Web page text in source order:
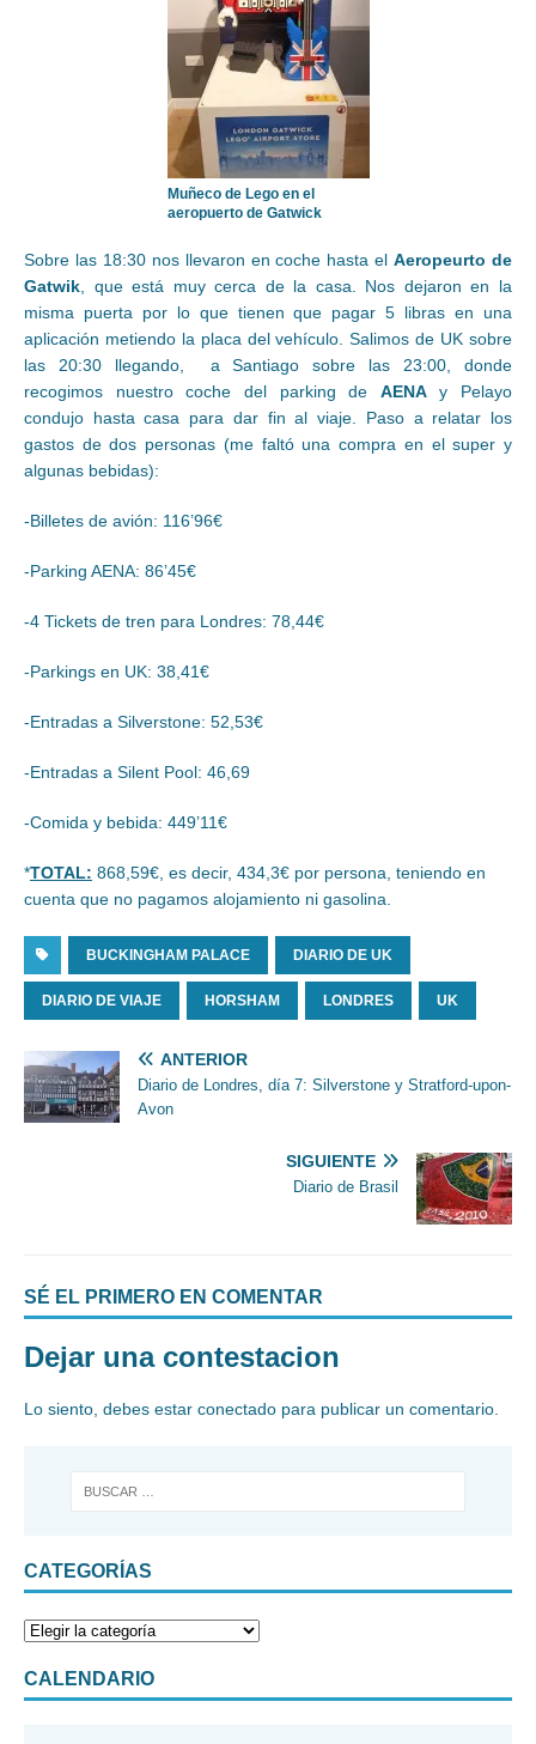
Muñeco de Lego en el
aeropuerto de Gatwick
Sobre las 18:30 nos llevaron en coche hasta elAeropeurto de
Gatwik, que está muy cerca de la casa. Nos dejaron en la
misma puerta por lo que tienen que pagar 5 libras en una
aplicación metiendo la placa del vehículo. Salimos de UK sobre
las 20:30 llegando, a Santiago sobre las 23:00, donde
recogimos nuestro coche del parking de AENAy Pelayo
condujo hasta casa para dar fin al viaje. Paso a relatar los
gastos de dos personas (me faltó una compra en el super y
algunas bebidas):
-Billetes de avión: 116’96€
-Parking AENA: 86’45€
-4 Tickets de tren para Londres: 78,44€
-Parkings en UK: 38,41€
-Entradas a Silverstone: 52,53€
-Entradas a Silent Pool: 46,69
-Comida y bebida: 449’11€
*TOTAL: 868,59€, es decir, 434,3€ por persona, teniendo en
cuenta que no pagamos alojamiento ni gasolina.
BUCKINGHAM PALACE DIARIO DE UK
DIARIO DE VIAJE HORSHAM LONDRES UK
ANTERIOR
Diario de Londres, día 7: Silverstone y Stratford-upon-
Avon
SIGUIENTE
Diario de Brasil
SÉ EL PRIMERO EN COMENTAR
Dejar una contestacion
Lo siento, debes estar conectado para publicar un comentario.
CATEGORÍAS
CALENDARIO